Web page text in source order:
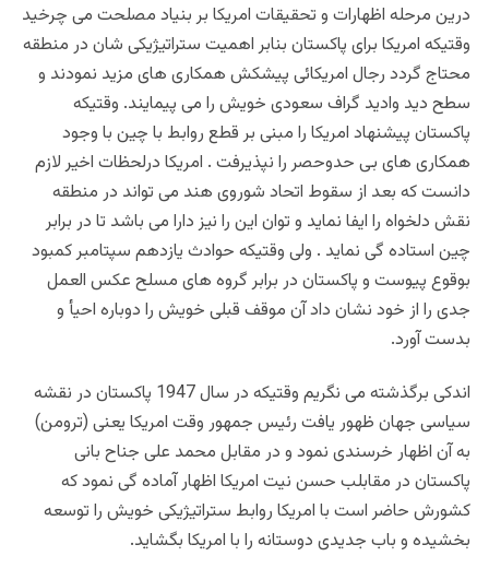
درین مرحله اظهارات و تحقیقات امریکا بر بنیاد مصلحت می چرخید
وقتیکه امریکا برای پاکستان بنابر اهمیت ستراتیژیکی شان در منطقه
محتاج گردد رجال امریکائی پیشکش همکاری های مزید نمودند و
سطح دید وادید گراف سعودی خویش را می پیمایند. وقتیکه
پاکستان پیشنهاد امریکا را مبنی بر قطع روابط با چین با وجود
همکاری های بی حدوحصر را نپذیرفت . امریکا درلحظات اخیر لازم
دانست که بعد از سقوط اتحاد شوروی هند می تواند در منطقه
نقش دلخواه را ایفا نماید و توان این را نیز دارا می باشد تا در برابر
چین استاده گی نماید . ولی وقتیکه حوادث یازدهم سپتامبر کمبود
بوقوع پیوست و پاکستان در برابر گروه های مسلح عکس العمل
جدی را از خود نشان داد آن موقف قبلی خویش را دوباره احیأ و
بدست آورد.
اندکی برگذشته می نگریم وقتیکه در سال 1947 پاکستان در نقشه
سیاسی جهان ظهور یافت رئیس جمهور وقت امریکا یعنی (ترومن)
به آن اظهار خرسندی نمود و در مقابل محمد علی جناح بانی
پاکستان در مقابلب حسن نیت امریکا اظهار آماده گی نمود که
کشورش حاضر است با امریکا روابط ستراتیژیکی خویش را توسعه
بخشیده و باب جدیدی دوستانه را با امریکا بگشاید.